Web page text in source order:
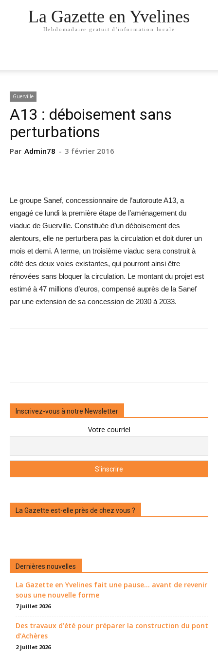
La Gazette en Yvelines
Hebdomadaire gratuit d'information locale
Guerville
A13 : déboisement sans
perturbations
Par Admin78 - 3 février 2016
Le groupe Sanef, concessionnaire de l’autoroute A13, a
engagé ce lundi la première étape de l’aménagement du
viaduc de Guerville. Constituée d’un déboisement des
alentours, elle ne perturbera pas la circulation et doit durer un
mois et demi. A terme, un troisième viaduc sera construit à
côté des deux voies existantes, qui pourront ainsi être
rénovées sans bloquer la circulation. Le montant du projet est
estimé à 47 millions d’euros, compensé auprès de la Sanef
par une extension de sa concession de 2030 à 2033.
Inscrivez-vous à notre Newsletter
Votre courriel
La Gazette est-elle près de chez vous ?
Dernières nouvelles
La Gazette en Yvelines fait une pause... avant de revenir
sous une nouvelle forme
7 juillet 2026
Des travaux d’été pour préparer la construction du pont
d’Achères
2 juillet 2026